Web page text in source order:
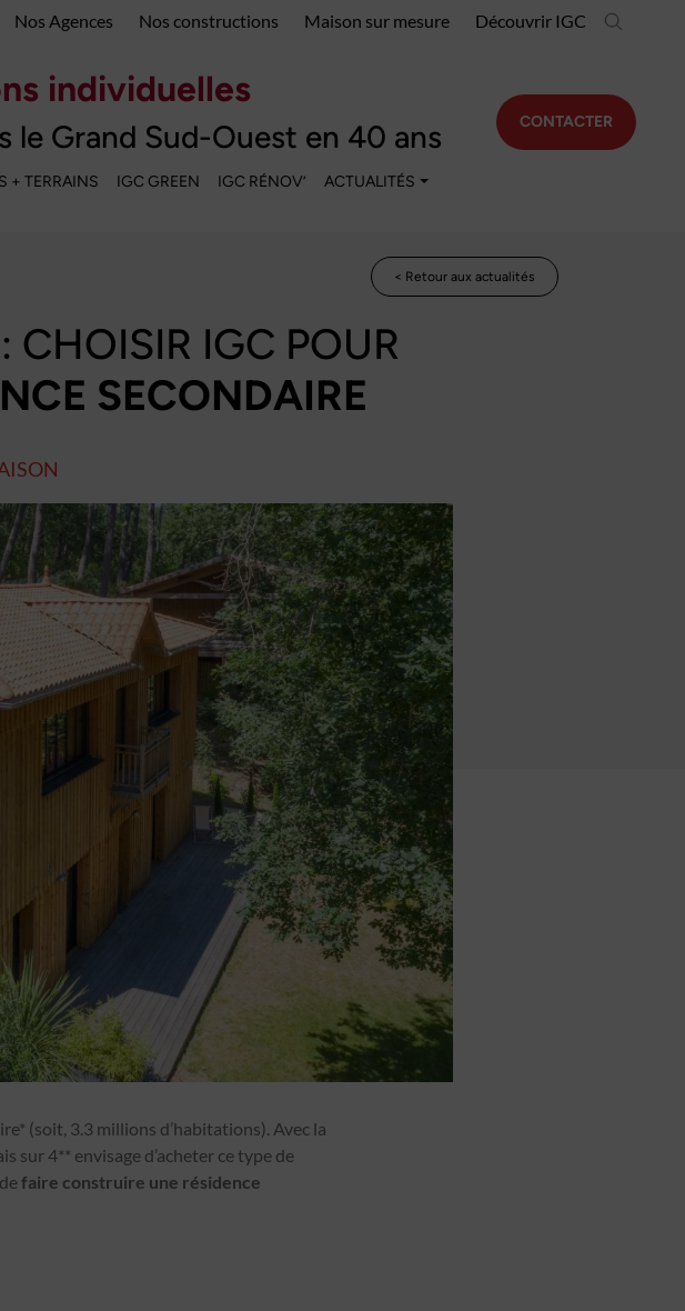
Nos Agences Nos constructions Maison sur mesure Découvrir IGC
individuelles
Grand Sud-Ouest en 40 ans
+ TERRAINS IGC GREEN IGC RÉNOV’ ACTUALITÉS
CONTACTER
< Retour aux actualités
CHOISIR IGC POUR
SECONDAIRE
(soit, 3.3 millions d’habitations). Avec la
sur 4** envisage d’acheter ce type de
faire construire une résidence